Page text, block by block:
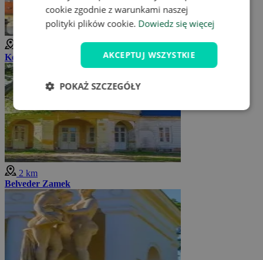
Kościół Wniebowzięcia Najświętszej Maryi Panny (Valtice)
2 km
Belveder Zamek
cookie zgodnie z warunkami naszej
polityki plików cookie. Dowiedz się więcej
AKCEPTUJ WSZYSTKIE
POKAŻ SZCZEGÓŁY